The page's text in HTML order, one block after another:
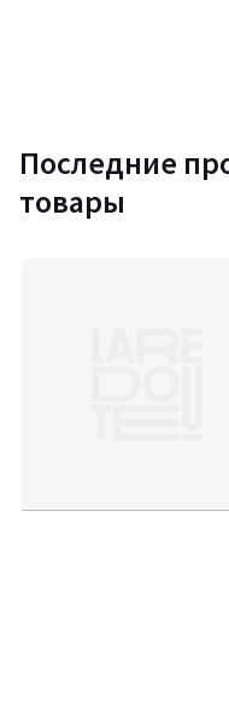
Последние
товары